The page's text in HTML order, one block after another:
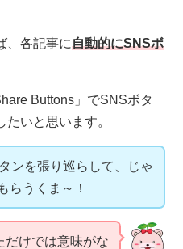
、各記事に自動的にSNSボ
Buttons」でSNSボタ
いと思います。
ンを張り巡らして、じゃ
らうくま～！
だけでは意味がな